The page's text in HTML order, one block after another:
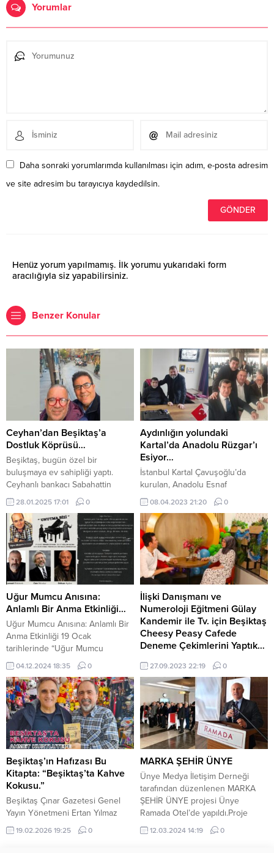
Yorumlar
Daha sonraki yorumlarımda kullanılması için adım, e-posta adresim
ve site adresim bu tarayıcıya kaydedilsin.
Henüz yorum yapılmamış. İlk yorumu yukarıdaki form
aracılığıyla siz yapabilirsiniz.
Benzer Konular
Ceyhan’dan Beşiktaş’a
Dostluk Köprüsü…
Beşiktaş, bugün özel bir
buluşmaya ev sahipliği yaptı.
Ceyhanlı bankacı Sabahattin
Fergökçe, yıllar sonra çocukluk
arkadaşıyla bir araya gelmek için
Beşiktaş’a geldi. Karakartal
yuvasında gerçekleşen samimi
buluşmada, çaylar yudumlandı,
Ceyhan’ın güzel anıları tazelendi
ve geçmişten günümüze
dostluğun önemi bir kez daha
vurgulandı.
28.01.2025 17:01 0
Aydınlığın yolundaki
Kartal’da Anadolu Rüzgar’ı
Esiyor…
İstanbul Kartal Çavuşoğlu’da
kurulan, Anadolu Esnaf
Dayanışma Derneği Başkanı Uğur
Gürü, Başkan Yardımcısı Ayhan,
Kara, Yönetim Kurulu Üyeleri;
Sertaç Aydın, Hayati Türk, Fetih
Başol, Davut Temel ve Erdal
Akkutlu’dan oluşmaktadır. Başkan
Gürü; “Kartal’da Dernek çatısı
altında kardeşlik bağlarımızı daha
günlendireceğiz” ifadesini
kullandı. Diğer yandan ise Başkan
Adem Uçar; Aydınlığın yolundaki...
08.04.2023 21:20 0
Uğur Mumcu Anısına:
Anlamlı Bir Anma Etkinliği…
Uğur Mumcu Anısına: Anlamlı Bir
Anma Etkinliği 19 Ocak
tarihlerinde “Uğur Mumcu
Anısına” başlıklı bir etkinlik
düzenliyor. Program, usta
gazeteci, yazar ve hukukçu Uğur
Mumcu’yu anmak ve onun
mirasını yaşatmak amacıyla
gerçekleştiriliyor. Etkinlikte, Orhan
Aydın, Levent Üzümcü ve Can
Dündar, Uğur Mumcu’nun
Türkiye’nin yetiştirdiği en önemli
değerlerden biri olduğuna
vurgu...
04.12.2024 18:35 0
İlişki Danışmanı ve
Numeroloji Eğitmeni Gülay
Kandemir ile Tv. için Beşiktaş
Cheesy Peasy Cafede
Deneme Çekimlerini Yaptık…
İlişki Danışmanı ve Numeroloji
Eğitmeni Gülay Kandemir ile
Beşiktaş Çınar ve Tempo Tv. için
deneme çekim çalışmaları yaptık.
Ülkemizde son samanlara
gençlerimizin evlenme korkuları
ve aile mutsuzluğu ve de eş
seçimi ile büyük sorunlar
yaşaması nedeni ile Kandemir’in
değerli bilgilerini ilerleyen zaman
diliminde dış mekan olsun iç
mekanlarda 5 bölüm...
27.09.2023 22:19 0
Beşiktaş’ın Hafızası Bu
Kitapta: “Beşiktaş’ta Kahve
Kokusu.”
Beşiktaş Çınar Gazetesi Genel
Yayın Yönetmeni Ertan Yılmaz
Yazıyor…​Beşiktaş sadece bir semt
değil, bir deryadır; içinde binlerce
19.02.2026 19:25 0
MARKA ŞEHİR ÜNYE
Ünye Medya İletişim Derneği
tarafından düzenlenen MARKA
ŞEHİR ÜNYE projesi Ünye
Ramada Otel’de yapıldı.Proje
tanıtımına Aile ve Sosyal
Politikalar Bakan Yardımcısı
12.03.2024 14:19 0